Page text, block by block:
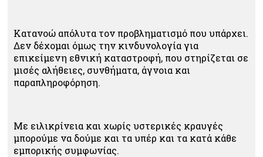
Κατανοώ απόλυτα τον προβληματισμό που υπάρχει.
Δεν δέχομαι όμως την κινδυνολογία για
επικείμενη εθνική καταστροφή, που στηρίζεται σε
μισές αλήθειες, συνθήματα, άγνοια και
παραπληροφόρηση.
Με ειλικρίνεια και χωρίς υστερικές κραυγές
μπορούμε να δούμε και τα υπέρ και τα κατά κάθε
εμπορικής συμφωνίας.